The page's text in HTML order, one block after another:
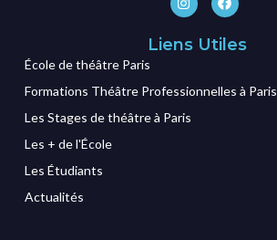
Liens Utiles
École de théâtre Paris
Formations Théâtre Professionnelles à Paris
Les Stages de théâtre à Paris
Les + de l'École
Les Étudiants
Actualités